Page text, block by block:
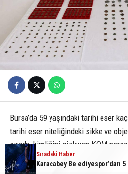
Sıradaki Haber
Sıradaki Haber
Tarihi eser kaçakçısı sert
Bursa’da 59 yaşındaki tarihi eser
tarihi eser niteliğindeki sikke ve
sırada, kimliğini gizleyen KOM
Jandarma Karakol Komutanlığı
sonucu suçüstü yakalandı.
Sıradaki Haber